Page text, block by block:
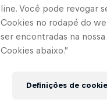
line. Você pode revogar
Cookies no rodapé do
ser encontradas na nossa
Cookies abaixo.”
Definições de